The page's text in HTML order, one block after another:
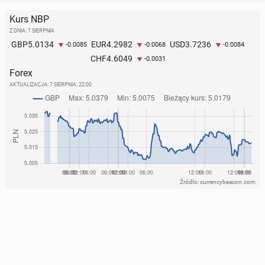
Kurs NBP
Z DNIA: 7 SIERPNIA
GBP5.0134 -0.0085 EUR4.2982 -0.0068 USD3.7236 -0.0084
CHF4.6049 -0.0031
Forex
AKTUALIZACJA: 7 SIERPNIA, 22:00
Źródło: currencybeacon.com